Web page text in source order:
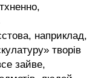
наприклад,
творів
зайве,